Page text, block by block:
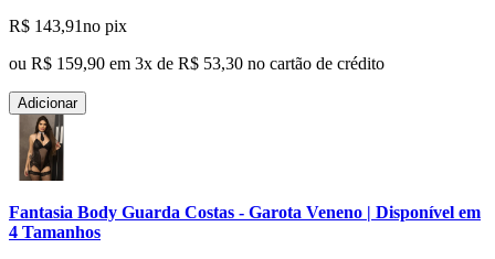
R$ 143,91no pix
ou R$ 159,90 em 3x de R$ 53,30 no cartão de crédito
Adicionar
Fantasia Body Guarda Costas - Garota Veneno | Disponível em
4 Tamanhos